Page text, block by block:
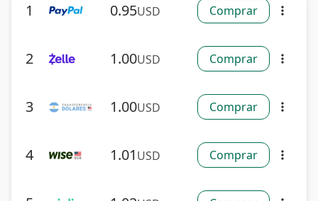
1 0.95USD Comprar more_vert
2 1.00USD Comprar more_vert
3 1.00USD Comprar more_vert
4 1.01 USD Comprar more_vert